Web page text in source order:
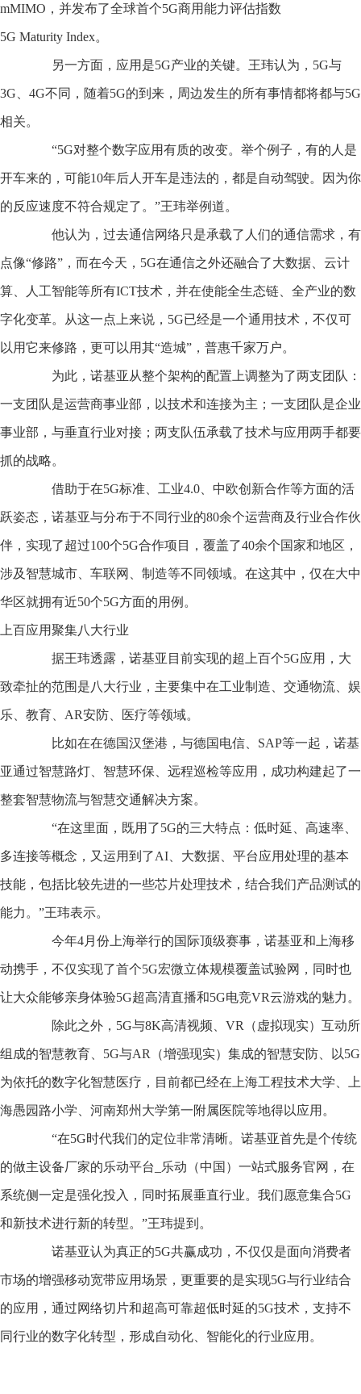
mMIMO，并发布了全球首个5G商用能力评估指数
5G Maturity Index。
另一方面，应用是5G产业的关键。王玮认为，5G与
3G、4G不同，随着5G的到来，周边发生的所有事情都将都与5G
相关。
“5G对整个数字应用有质的改变。举个例子，有的人是
开车来的，可能10年后人开车是违法的，都是自动驾驶。因为你
的反应速度不符合规定了。”王玮举例道。
他认为，过去通信网络只是承载了人们的通信需求，有
点像“修路”，而在今天，5G在通信之外还融合了大数据、云计
算、人工智能等所有ICT技术，并在使能全生态链、全产业的数
字化变革。从这一点上来说，5G已经是一个通用技术，不仅可
以用它来修路，更可以用其“造城”，普惠千家万户。
为此，诺基亚从整个架构的配置上调整为了两支团队：
一支团队是运营商事业部，以技术和连接为主；一支团队是企业
事业部，与垂直行业对接；两支队伍承载了技术与应用两手都要
抓的战略。
借助于在5G标准、工业4.0、中欧创新合作等方面的活
跃姿态，诺基亚与分布于不同行业的80余个运营商及行业合作伙
伴，实现了超过100个5G合作项目，覆盖了40余个国家和地区，
涉及智慧城市、车联网、制造等不同领域。在这其中，仅在大中
华区就拥有近50个5G方面的用例。
上百应用聚集八大行业
据王玮透露，诺基亚目前实现的超上百个5G应用，大
致牵扯的范围是八大行业，主要集中在工业制造、交通物流、娱
乐、教育、AR安防、医疗等领域。
比如在在德国汉堡港，与德国电信、SAP等一起，诺基
亚通过智慧路灯、智慧环保、远程巡检等应用，成功构建起了一
整套智慧物流与智慧交通解决方案。
“在这里面，既用了5G的三大特点：低时延、高速率、
多连接等概念，又运用到了AI、大数据、平台应用处理的基本
技能，包括比较先进的一些芯片处理技术，结合我们产品测试的
能力。”王玮表示。
今年4月份上海举行的国际顶级赛事，诺基亚和上海移
动携手，不仅实现了首个5G宏微立体规模覆盖试验网，同时也
让大众能够亲身体验5G超高清直播和5G电竞VR云游戏的魅力。
除此之外，5G与8K高清视频、VR（虚拟现实）互动所
组成的智慧教育、5G与AR（增强现实）集成的智慧安防、以5G
为依托的数字化智慧医疗，目前都已经在上海工程技术大学、上
海愚园路小学、河南郑州大学第一附属医院等地得以应用。
“在5G时代我们的定位非常清晰。诺基亚首先是个传统
的做主设备厂家的乐动平台_乐动（中国）一站式服务官网，在
系统侧一定是强化投入，同时拓展垂直行业。我们愿意集合5G
和新技术进行新的转型。”王玮提到。
诺基亚认为真正的5G共赢成功，不仅仅是面向消费者
市场的增强移动宽带应用场景，更重要的是实现5G与行业结合
的应用，通过网络切片和超高可靠超低时延的5G技术，支持不
同行业的数字化转型，形成自动化、智能化的行业应用。